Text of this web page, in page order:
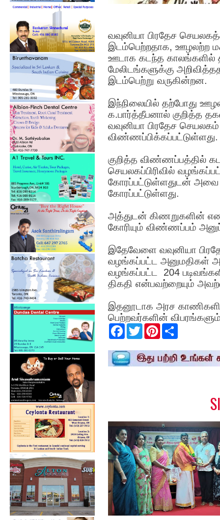
வவுனியா பிரதேச
இடம்பெற்றதாக, ஊழலற்ற
ஊடாக கடந்த காலங்களில்
மேலிடங்களுக்கு
இடம்பெற்று வருகின்றன.
இந்நிலையில் தற்போது
க.பார்த்தீபனால் குறித்த
வவுனியா பிரதேச
விண்ணப்பிக்கப்பட்டுள்ளது.
குறித்த விண்ணப்பத்தில்
செயலகப்பிரிவில்
கோரப்பட்டுள்ளதுடன் அவை
கோரப்பட்டுள்ளது.
அத்துடன் கிணறுகளின்
கோரியும் விண்ணப்பம்
இதேவேளை வவுனியா
வழங்கப்பட்ட அனுமதிகள்
வழங்கப்பட்ட 204
திகதி என்பவற்றையும்
இதனூடாக அரச
பெற்றவர்களின்
F
e
b
o
T
w
t
t
e
P
t
e
r
r
e